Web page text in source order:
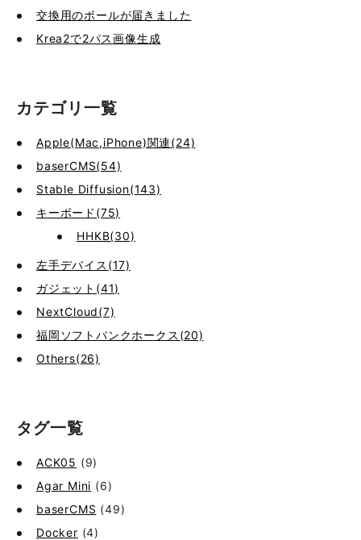
交換用のボールが届きました
Krea2で2パス画像生成
カテゴリ一覧
Apple(Mac,iPhone)関連(24)
baserCMS(54)
Stable Diffusion(143)
キーボード(75)
HHKB(30)
左手デバイス(17)
ガジェット(41)
NextCloud(7)
福岡ソフトバンクホークス(20)
Others(26)
タグ一覧
ACK05 (9)
Agar Mini (6)
baserCMS (49)
Docker (4)